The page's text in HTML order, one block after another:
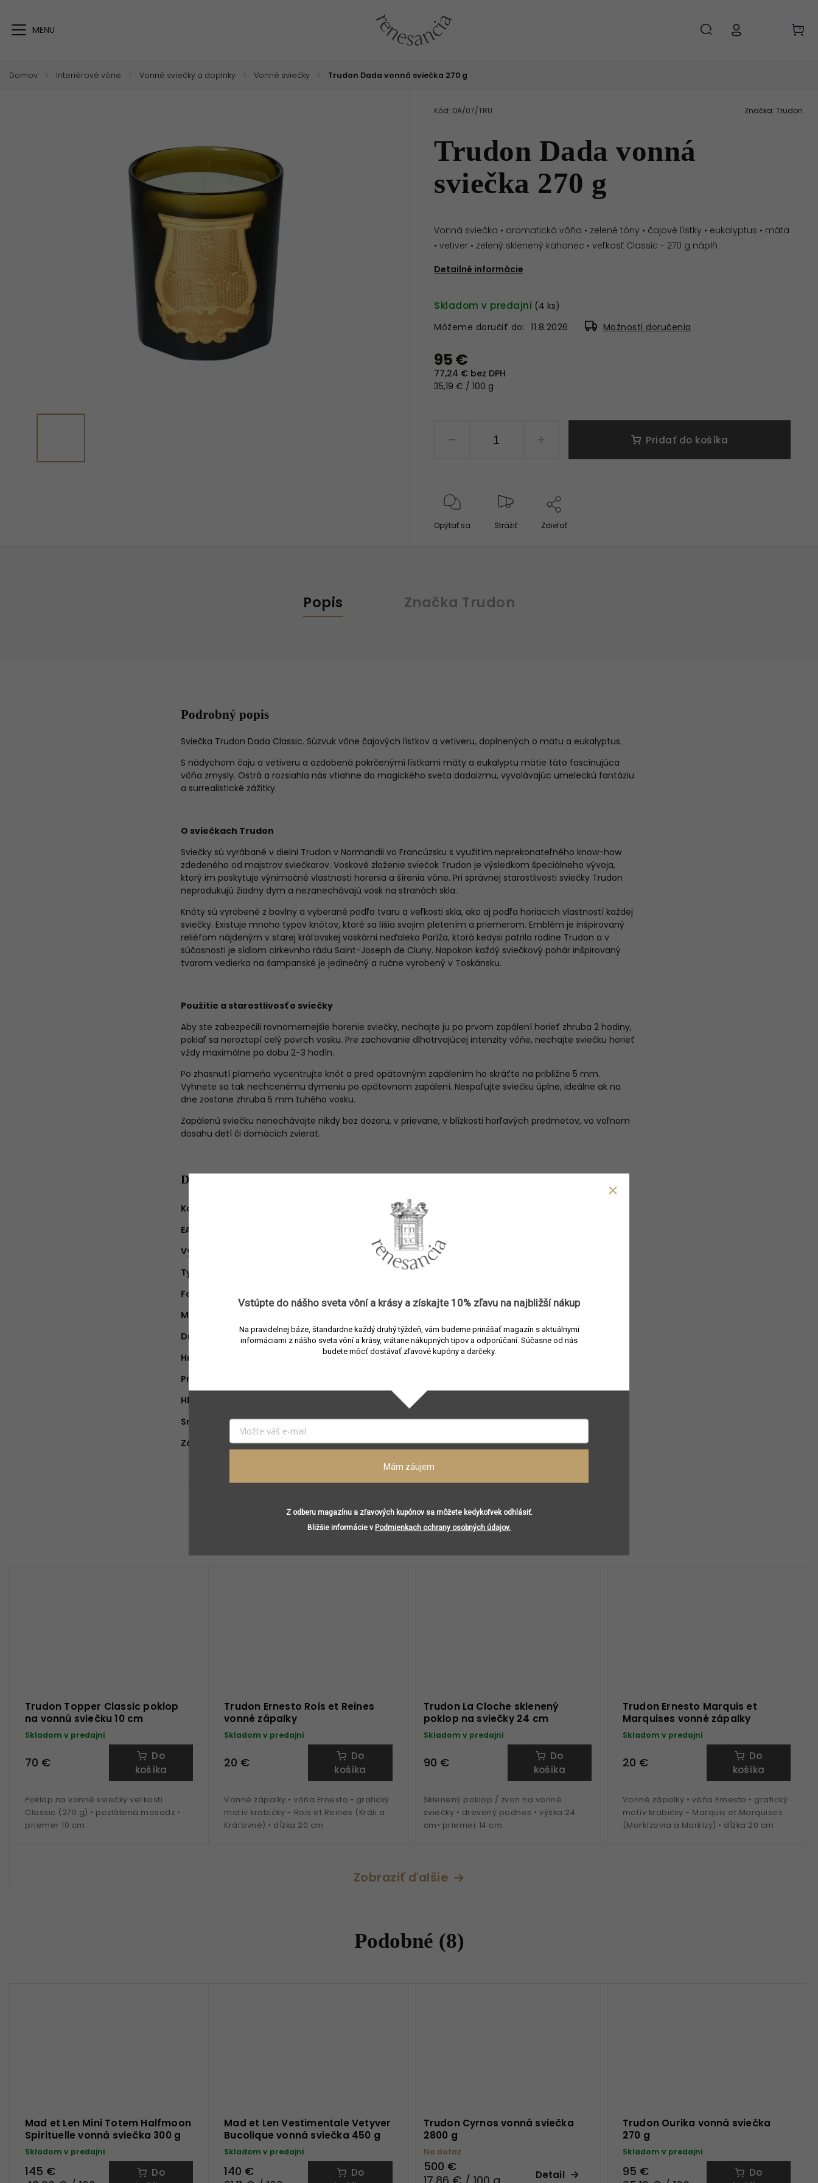
Domov / Interiérové vône / Vonné sviečky a doplnky / Vonné sviečky / Trudon Dada vonná sviečka 270 g
Trudon Dada vonná
sviečka 270 g
Kód: DA/07/TRU
Vonná sviečka • aromatická vôňa • zelené tóny • čajové lístky • eukalyptus • mäta
• vetiver • zelený sklenený kahanec • veľkosť Classic - 270 g náplň
Detailné informácie
Značka: Trudon
95 €
77,24 € bez DPH
35,19 € / 100 g
Skladom v predajni (4 ks)
Môžeme doručiť do: 11.8.2026 Možnosti doručenia
Pridať do košíka
Opýtať sa Strážiť Zdieľať
Popis Značka Trudon
Podrobný popis
Sviečka Trudon Dada Classic. Súzvuk vône čajových lístkov a vetiveru, doplnených o mätu a eukalyptus.
S nádychom čaju a vetiveru a ozdobená pokrčenými lístkami mäty a eukalyptu mätie táto fascinujúca
vôňa zmysly. Ostrá a rozsiahla nás vtiahne do magického sveta dadaizmu, vyvolávajúc umeleckú fantáziu
a surrealistické zážitky.
O sviečkach Trudon
Sviečky sú vyrábané v dielni Trudon v Normandii vo Francúzsku s využitím neprekonateľného know-how
zdedeného od majstrov sviečkarov. Voskové zloženie sviečok Trudon je výsledkom špeciálneho vývoja,
ktorý im poskytuje výnimočné vlastnosti horenia a šírenia vône. Pri správnej starostlivosti sviečky Trudon
neprodukujú žiadny dym a nezanechávajú vosk na stranách skla.
Knôty sú vyrobené z bavlny a vyberané podľa tvaru a veľkosti skla, ako aj podľa horiacich vlastností každej
sviečky. Existuje mnoho typov knôtov, ktoré sa líšia svojim pletením a priemerom. Emblém je inšpirovaný
reliéfom nájdeným v starej kráľovskej voskárni neďaleko Paríža, ktorá kedysi patrila rodine Trudon a v
súčasnosti je sídlom cirkevnho rádu Saint-Joseph de Cluny. Napokon každý sviečkový pohár inšpirovaný
tvarom vedierka na šampanské je jedinečný a ručne vyrobený v Toskánsku.
Použitie a starostlivosť o sviečky
Aby ste zabezpečili rovnomernejšie horenie sviečky, nechajte ju po prvom zapálení horieť zhruba 2 hodiny,
pokiaľ sa neroztopí celý povrch vosku. Pre zachovanie dlhotrvajúcej intenzity vôňe, nechajte sviečku horieť
vždy maximálne po dobu 2-3 hodín.
Po zhasnutí plameňa vycentrujte knôt a pred opätovným zapálením ho skráťte na približne 5 mm.
Vyhnete sa tak nechcenému dymeniu po opätovnom zapálení. Nespaľujte sviečku úplne, ideálne ak na
dne zostane zhruba 5 mm tuhého vosku.
Zapálenú sviečku nenechávajte nikdy bez dozoru, v prievane, v blízkosti horľavých predmetov, vo voľnom
dosahu detí či domácich zvierat.
Dodatočné parametre
Kategória
EAN
Výrobca
Typ produktu
Farba
Materiál
Druh vône
Aromatická
Hmotnosť náplne
270 g
Približná doba horenia
Hlava
Eukalyptus, listy buchu
Srdce
Mäta, čajové lístky
Základ
Harmanček
Súvisiaci tovar
Trudon Topper Classic poklop
na vonnú sviečku 10 cm
Skladom v predajni
70 €
Do
košíka
Poklop na vonné sviečky veľkosti
Classic (270 g) • pozlátená mosadz •
priemer 10 cm
Trudon Ernesto Rois et Reines
vonné zápalky
Skladom v predajni
20 €
Do
košíka
Vonné zápalky • vôňa Ernesto • grafický
motív krabičky - Rois et Reines (Králi a
Kráľovné) • dĺžka 20 cm
Trudon La Cloche sklenený
poklop na sviečky 24 cm
Skladom v predajni
90 €
Do
košíka
Sklenený poklop / zvon na vonné
sviečky • drevený podnos • výška 24
cm• priemer 14 cm
Trudon Ernesto Marquis et
Marquises vonné zápalky
Skladom v predajni
20 €
Do
košíka
Vonné zápalky • vôňa Ernesto • grafický
motív krabičky - Marquis et Marquises
(Markízovia a Markízy) • dĺžka 20 cm
Zobraziť ďalšie
Podobné (8)
Mad et Len Mini Totem Halfmoon
Spirituelle vonná sviečka 300 g
Skladom v predajni
145 €
Do
Mad et Len Vestimentale Vetyver
Bucolique vonná sviečka 450 g
Skladom v predajni
140 €
Do
Trudon Cyrnos vonná sviečka
2800 g
Na dotaz
500 €
Detail
Trudon Ourika vonná sviečka
270 g
Skladom v predajni
95 €
Do
Vstúpte do nášho sveta vôní a krásy a získajte 10% zľavu na najbližší nákup
Na pravidelnej báze, štandardne každý druhý týždeň, vám budeme prinášať magazín s aktuálnymi
informáciami z nášho sveta vôní a krásy, vrátane nákupných tipov a odporúčaní. Súčasne od nás
budete môcť dostávať zľavové kupóny a darčeky.
Mám záujem
Z odberu magazínu a zľavových kupónov sa môžete kedykoľvek odhlásiť.
Bližšie informácie v Podmienkach ochrany osobných údajov.